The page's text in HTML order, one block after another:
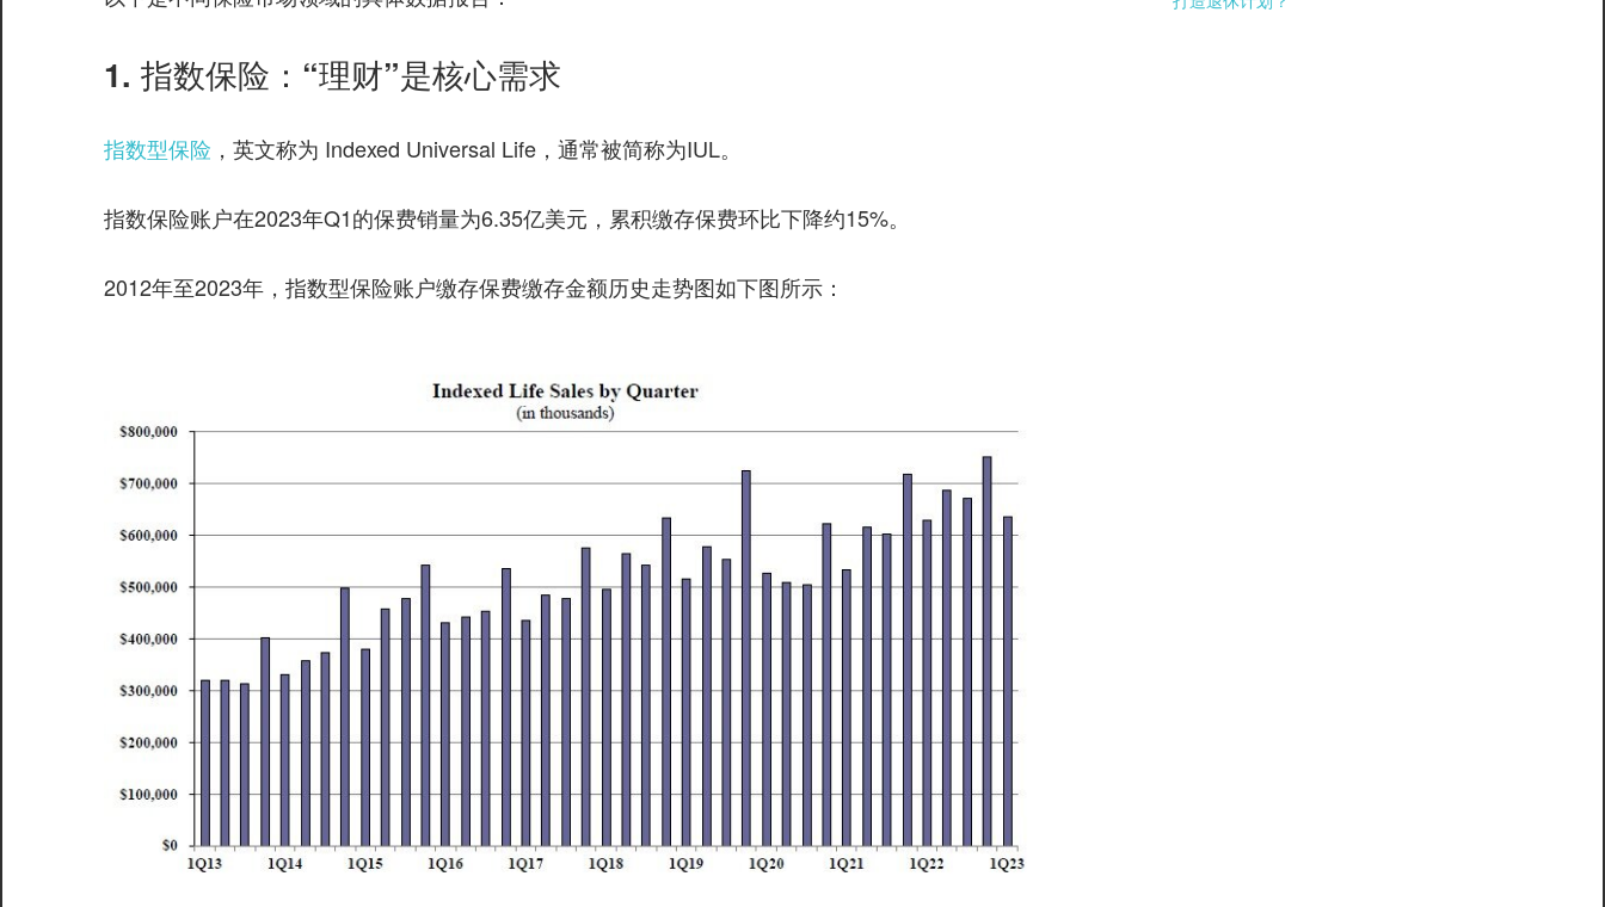
1. 指数保险：“理财”是核心需求
指数型保险 ，英文称为 Indexed Universal Life，通常被简称为IUL。
指数保险账户在2023年Q1的保费销量为6.35亿美元，累积缴存保费环比下降约15%。
2012年至2023年，指数型保险账户缴存保费缴存金额历史走势图如下图所示：